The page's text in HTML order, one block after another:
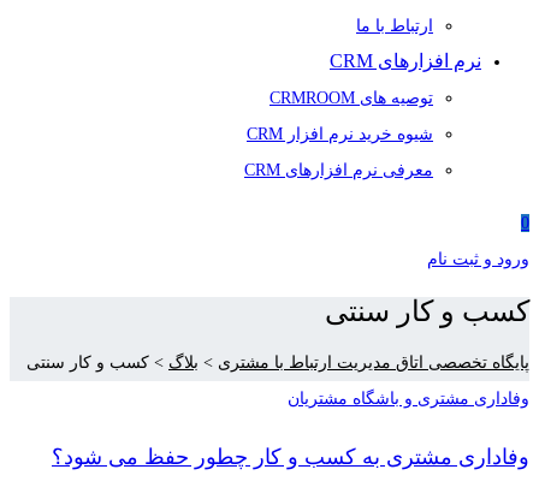
ارتباط با ما
نرم افزارهای CRM
توصیه های CRMROOM
شیوه خرید نرم افزار CRM
معرفی نرم افزارهای CRM
0
ورود و ثبت نام
کسب و کار سنتی
پایگاه تخصصی اتاق مدیریت ارتباط با مشتری > بلاگ > کسب و کار سنتی
وفاداری مشتری و باشگاه مشتریان
وفاداری مشتری به کسب و کار چطور حفظ می شود؟